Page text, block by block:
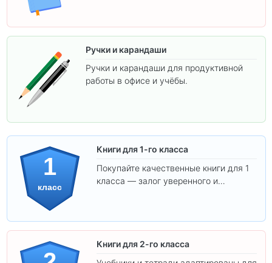
Ручки и карандаши
Ручки и карандаши для продуктивной
работы в офисе и учёбы.
1
класс
Книги для 1-го класса
Покупайте качественные книги для 1
класса — залог уверенного и
Книги для 2-го класса